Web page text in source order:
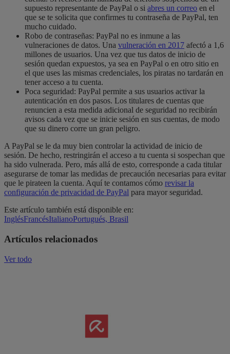
supuesto representante de PayPal o si abres un correo en el
que se te solicita que confirmes tu contraseña de PayPal, ten
mucho cuidado.
Robo de contraseñas: PayPal no es inmune a las
vulneraciones de datos. Una vulneración en 2017 afectó a 1,6
millones de usuarios. Una vez que tus datos de inicio de
sesión quedan expuestos, ya sea en PayPal o en otro sitio en
el que uses las mismas credenciales, los piratas no tardarán en
tener acceso a tu cuenta.
Poca seguridad: PayPal permite a sus usuarios activar la
autenticación en dos pasos. Los titulares de cuentas que
renuncien a esta medida adicional de seguridad no recibirán
avisos cada vez que se inicie sesión en sus cuentas, de modo
que su dinero corre un gran peligro.
A PayPal se le da muy bien controlar la actividad de inicio de
sesión. De hecho, restringirán el acceso a tu cuenta si sospechan que
ha sido vulnerada. Pero, más allá de esto, corresponde a cada titular
asegurarse de tomar las medidas de precaución necesarias para evitar
que le pirateen la cuenta. Aquí te contamos cómo revisar la
configuración de privacidad de PayPal para mayor seguridad.
Este artículo también está disponible en:
InglésFrancésItalianoPortugués, Brasil
Artículos relacionados
Ver todo